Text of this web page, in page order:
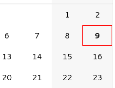
1
2
6 7 8
9
13 14 15
16
20 21 22
23